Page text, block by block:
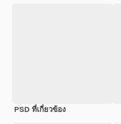
PSD ที่เกี่ยวข้อง